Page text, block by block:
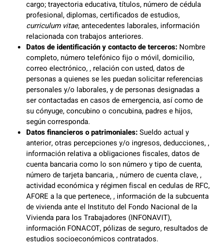
cargo; trayectoria educativa, títulos, número de cédula
profesional, diplomas, certificados de estudios,
curriculum vitae, antecedentes laborales, información
relacionada con trabajos anteriores.
Datos de identificación y contacto de terceros: Nombre
completo, número telefónico fijo o móvil, domicilio,
correo electrónico, , relación con usted, datos de
personas a quienes se les puedan solicitar referencias
personales y/o laborales, y de personas designadas a
ser contactadas en casos de emergencia, así como de
su cónyuge, concubino o concubina, padres e hijos,
según corresponda.
Datos financieros o patrimoniales:Sueldo actual y
anterior, otras percepciones y/o ingresos, deducciones, ,
información relativa a obligaciones fiscales, datos de
cuenta bancaria como lo son número y tipo de cuenta,
número de tarjeta bancaria, , número de cuenta clave, ,
actividad económica y régimen fiscal en cedulas de RFC,
AFORE a la que pertenece, , información de la subcuenta
de vivienda ante el Instituto del Fondo Nacional de la
Vivienda para los Trabajadores (INFONAVIT),
información FONACOT, pólizas de seguro, resultados de
estudios socioeconómicos contratados.